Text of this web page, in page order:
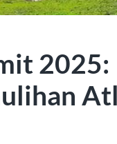
2025: